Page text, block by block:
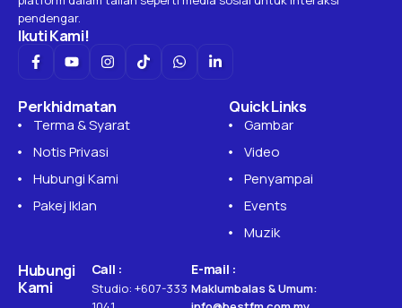
pendengar.
Ikuti Kami!
Perkhidmatan
Terma & Syarat
Notis Privasi
Hubungi Kami
Pakej Iklan
Quick Links
Gambar
Video
Penyampai
Events
Muzik
Hubungi
Kami
Call :
Studio: +607-333
E-mail :
Maklumbalas & Umum: